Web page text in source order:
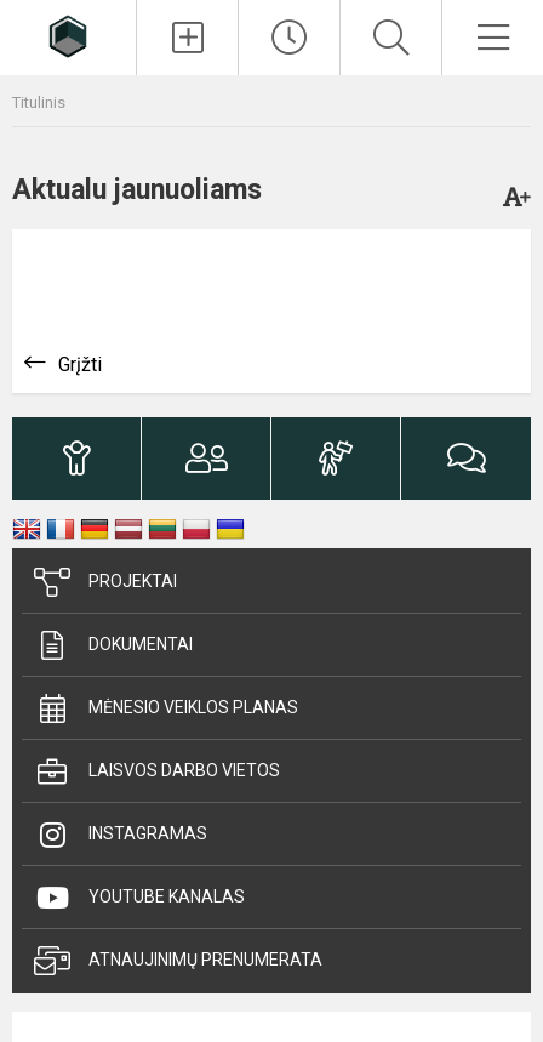
Titulinis
Aktualu jaunuoliams
Grįžti
PROJEKTAI
DOKUMENTAI
MĖNESIO VEIKLOS PLANAS
LAISVOS DARBO VIETOS
INSTAGRAMAS
YOUTUBE KANALAS
ATNAUJINIMŲ PRENUMERATA